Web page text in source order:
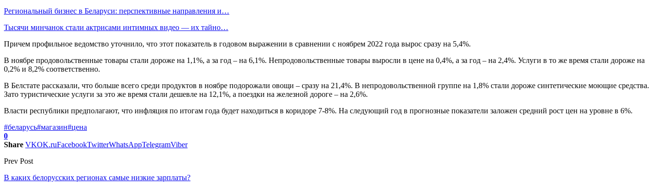
Региональный бизнес в Беларуси: перспективные направления и…
Тысячи минчанок стали актрисами интимных видео — их тайно…
Причем профильное ведомство уточнило, что этот показатель в годовом выражении в сравнении с ноябрем 2022 года вырос сразу на 5,4%.
В ноябре продовольственные товары стали дороже на 1,1%, а за год – на 6,1%. Непродовольственные товары выросли в цене на 0,4%, а за год – на 2,4%. Услуги в то же время стали дороже на
0,2% и 8,2% соответственно.
В Белстате рассказали, что больше всего среди продуктов в ноябре подорожали овощи – сразу на 21,4%. В непродовольственной группе на 1,8% стали дороже синтетические моющие средства.
Зато туристические услуги за это же время стали дешевле на 12,1%, а поездки на железной дороге – на 2,6%.
Власти республики предполагают, что инфляция по итогам года будет находиться в коридоре 7-8%. На следующий год в прогнозные показатели заложен средний рост цен на уровне в 6%.
#беларусь#магазин#цена
0
Share VKOK.ruFacebookTwitterWhatsAppTelegramViber
Prev Post
В каких белорусских регионах самые низкие зарплаты?